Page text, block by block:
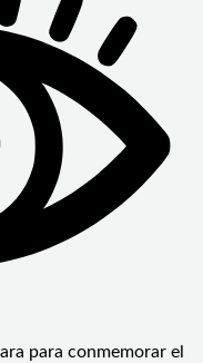
para conmemorar el